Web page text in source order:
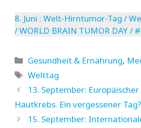
8. Juni : Welt-Hirntumor-Tag /
/ WORLD BRAIN TUMOR DAY /
Kategorien
Gesundheit & Ernährung,
Schlagwörter
Welttag
13. September:
Hautkrebs. Ein vergessener Tag?
15. September: